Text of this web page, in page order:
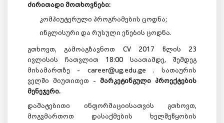
ძირითადი მოთხოვნები:
კომპიუტერული პროგრამების ცოდნა;
ინგლისური და რუსული ენების ცოდნა.
გთხოვთ, გამოაგზავნოთ CV 2017 წლის 23
ივლისის ჩათვლით 18:00 საათამდე, შემდეგ
მისამართზე - career@ug.edu.ge . სათაურის
ველში მიუთითეთ - მარკეტინგული პროექტების
მენეჯერი.
დამატებითი ინფორმაციისათვის გთხოვთ,
მოგვმართოთ დასაქმების ხელშეწყობის